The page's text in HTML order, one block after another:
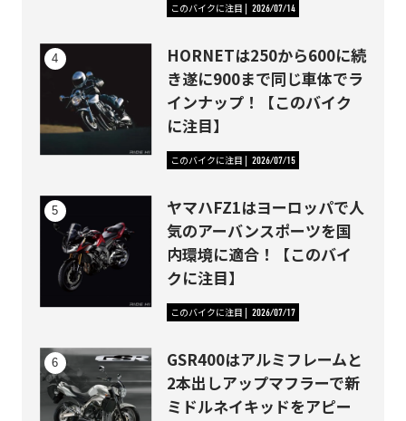
このバイクに注目 2026/07/14
HORNETは250から600に続
き遂に900まで同じ車体でラ
インナップ！【このバイク
に注目】
このバイクに注目 2026/07/15
ヤマハFZ1はヨーロッパで人
気のアーバンスポーツを国
内環境に適合！【このバイ
クに注目】
このバイクに注目 2026/07/17
GSR400はアルミフレームと
2本出しアップマフラーで新
ミドルネイキッドをアピー